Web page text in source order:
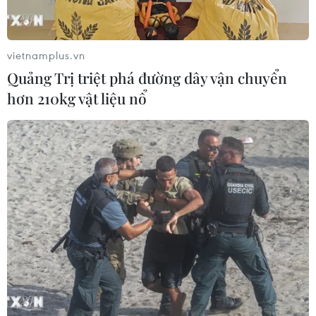
Bế mạc Techfest Hải Phòng 2026:
Lan tỏa tinh thần đổi mới, khát vọng
phát triển
05/08/2026 12:58
Lần đầu tiên Hội nghị Ngoại giao có
một phiên họp riêng về khoa học
công nghệ
05/08/2026 08:08
Trung Quốc phóng thành công hai
vệ tinh siêu phổ Đông Phương Huệ
Nhãn
05/08/2026 07:16
vietnamplus.vn
Quảng Trị triệt phá đường dây vận chuyển
hơn 210kg vật liệu nổ